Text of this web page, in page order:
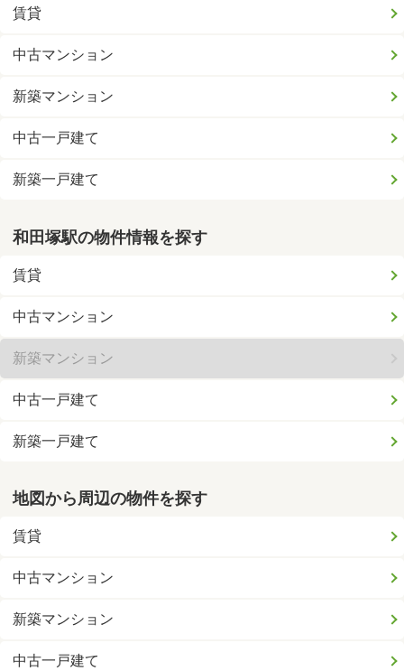
賃貸
中古マンション
新築マンション
中古一戸建て
新築一戸建て
和田塚駅の物件情報を探す
賃貸
中古マンション
新築マンション
中古一戸建て
新築一戸建て
地図から周辺の物件を探す
賃貸
中古マンション
新築マンション
中古一戸建て